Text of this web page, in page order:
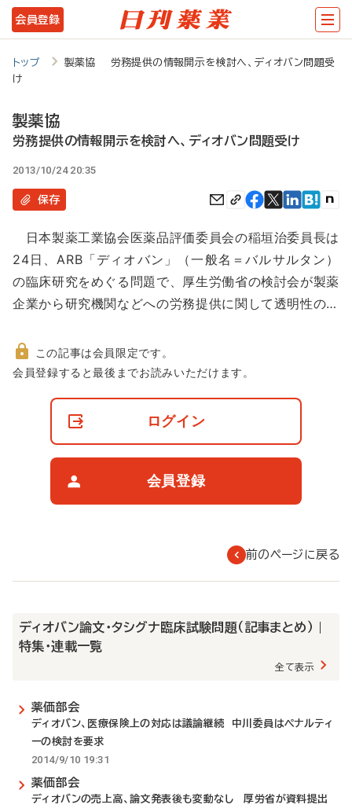
メ
イ
ン
テ
ツ
に
動
会員登録
トップ
製薬協 労務提供の情報開示を検討へ、ディオバン問題受
け
製薬協
労務提供の情報開示を検討へ、ディオバン問題受け
2013/10/24 20:35
保存
日本製薬工業協会医薬品評価委員会の稲垣治委員長は
24日、ARB「ディオバン」（一般名＝バルサルタン）
の臨床研究をめぐる問題で、厚生労働省の検討会が製薬
企業から研究機関などへの労務提供に関して透明性の…
非
この記事は会員限定です。
会員登録すると最後までお読みいただけます。
ログイン
会員登録
前のページに戻る
ディオバン論文・タシグナ臨床試験問題（記事まとめ） |
特集・連載一覧
全て表示
薬価部会
ディオバン、医療保険上の対応は議論継続 中川委員はペナルティ
ーの検討を要求
2014/9/10 19:31
薬価部会
ディオバンの売上高、論文発表後も変動なし 厚労省が資料提出